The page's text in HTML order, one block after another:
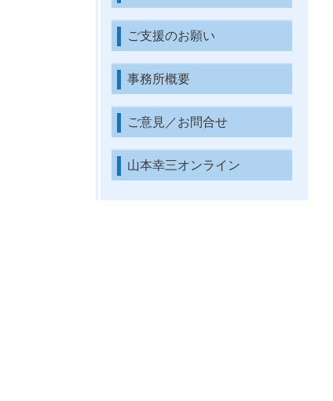
ご支援のお願い
事務所概要
ご意見／お問合せ
山本幸三オンライン